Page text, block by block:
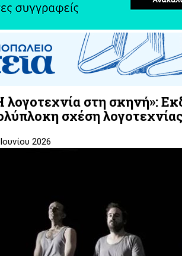
λογοτεχνία στη σκηνή»:
σχέση
2026